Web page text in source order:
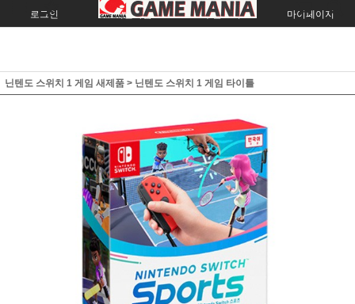
로그인 회원가입 주문조회 마이페이지
닌텐도 스위치 1 게임 새제품 > 닌텐도 스위치 1 게임 타이틀